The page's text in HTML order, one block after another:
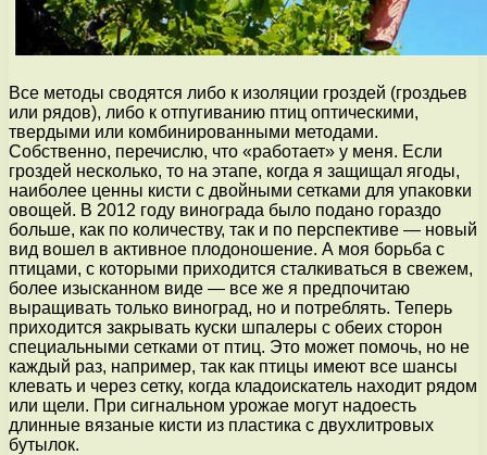
Все методы сводятся либо к изоляции гроздей (гроздьев
или рядов), либо к отпугиванию птиц оптическими,
твердыми или комбинированными методами.
Собственно, перечислю, что «работает» у меня. Если
гроздей несколько, то на этапе, когда я защищал ягоды,
наиболее ценны кисти с двойными сетками для упаковки
овощей. В 2012 году винограда было подано гораздо
больше, как по количеству, так и по перспективе — новый
вид вошел в активное плодоношение. А моя борьба с
птицами, с которыми приходится сталкиваться в свежем,
более изысканном виде — все же я предпочитаю
выращивать только виноград, но и потреблять. Теперь
приходится закрывать куски шпалеры с обеих сторон
специальными сетками от птиц. Это может помочь, но не
каждый раз, например, так как птицы имеют все шансы
клевать и через сетку, когда кладоискатель находит рядом
или щели. При сигнальном урожае могут надоесть
длинные вязаные кисти из пластика с двухлитровых
бутылок.